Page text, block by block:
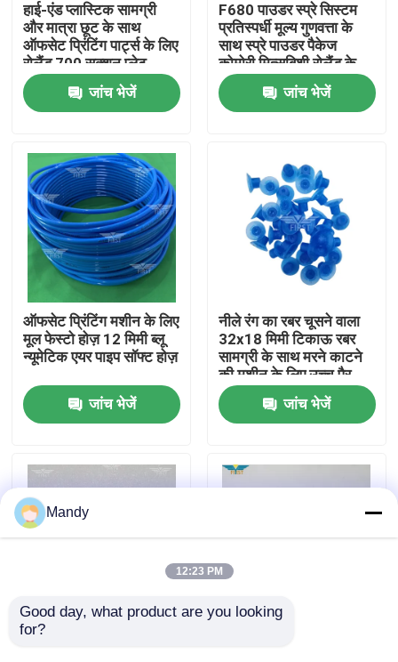
उत्पादों
हमारे बारे में
कारखाने का दौरा
गुणवत्ता नियंत्रण
हमसे संपर्क करें
समाचार
मामले
हाई-एंड प्लास्टिक सामग्री
और मात्रा छूट के साथ
ऑफसेट प्रिंटिंग पार्ट्स के लिए
रोलैंड 700 सक्शन प्लेट
गैसकेट और रबर स्पेसर
जांच भेजें
F680 पाउडर स्प्रे सिस्टम
प्रतिस्पर्धी मूल्य गुणवत्ता के
साथ स्प्रे पाउडर पैकेज
कोमोरी मित्सुबिशी रोलैंड के
लिए तेजी से शिपिंग की गारंटी
जांच भेजें
ऑफसेट प्रिंटिंग मशीन के लिए
मूल फेस्टो होज़ 12 मिमी ब्लू
न्यूमेटिक एयर पाइप सॉफ्ट होज़
जांच भेजें
नीले रंग का रबर चूसने वाला
32x18 मिमी टिकाऊ रबर
सामग्री के साथ मरने काटने
की मशीन के लिए उच्च पैर
चूसने वाला
जांच भेजें
मुल्लर मटिनी सेंसर
Mandy
12:23 PM
Good day, what product are you looking
for?